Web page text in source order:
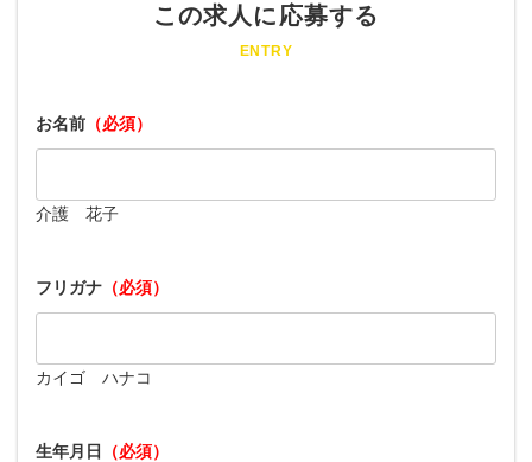
この求人に応募する
ENTRY
お名前 （必須）
介護 花子
フリガナ （必須）
カイゴ ハナコ
生年月日 （必須）